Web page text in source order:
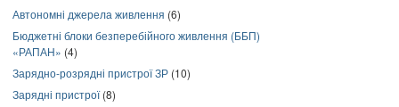
Автономні джерела живлення (6)
Бюджетні блоки безперебійного живлення (ББП)
«РАПАН» (4)
Зарядно-розрядні пристрої ЗР (10)
Зарядні пристрої(8)